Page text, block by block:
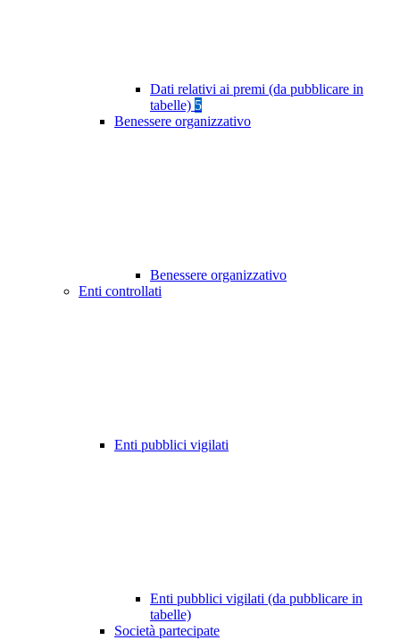
Dati relativi ai premi (da pubblicare in
tabelle) 5
Benessere organizzativo
Benessere organizzativo
Enti controllati
Enti pubblici vigilati
Enti pubblici vigilati (da pubblicare in
tabelle)
Società partecipate